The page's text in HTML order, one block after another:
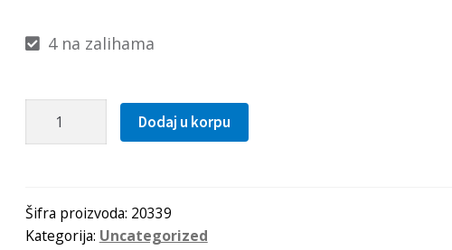
4 na zalihama
OPTIBELT
količina
Dodaj u korpu
Šifra proizvoda: 20339
Kategorija: Uncategorized